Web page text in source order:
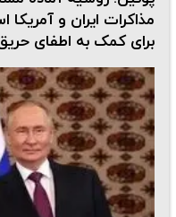
مذاکرات ایران و
برای کمک به اطفای